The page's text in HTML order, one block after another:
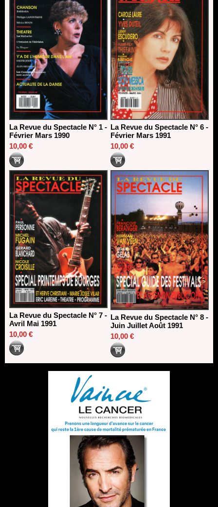
La Revue du Spectacle N° 1 -
Février Mars 1990
10,00 €
La Revue du Spectacle N° 6 -
Février Mars 1991
10,00 €
La Revue du Spectacle N° 7 -
Avril Mai 1991
10,00 €
La Revue du Spectacle N° 8 -
Juin Juillet Août 1991
10,00 €